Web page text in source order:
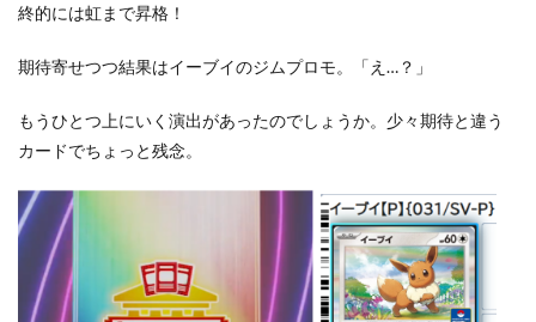
終的には虹まで昇格！
期待寄せつつ結果はイーブイのジムプロモ。「え…？」
もうひとつ上にいく演出があったのでしょうか。少々期待と違う
カードでちょっと残念。